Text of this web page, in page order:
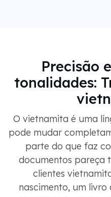
Precisão
tonalidades:
O vietnamita é uma
pode mudar
parte do que faz
documentos pareça
clientes
nascimento, um